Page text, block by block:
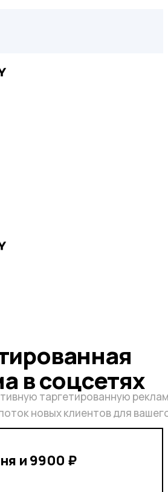
в соцсетях
таргетированную
новых клиентов для
и 9900 ₽